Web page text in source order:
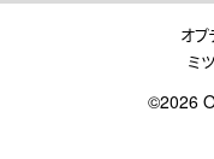
オ
ミ
©2026